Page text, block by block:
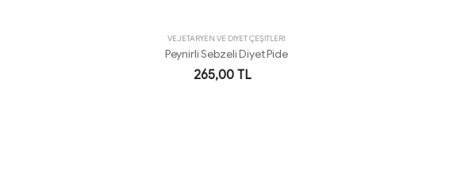
VEJETARYEN VE DİYET ÇEŞİTLERİ
Peynirli Sebzeli Diyet Pide
265,00 TL